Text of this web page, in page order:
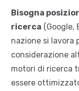
Bisogna
ricerca (Google,
nazione si lavora
considerazione
motori di ricerca
essere